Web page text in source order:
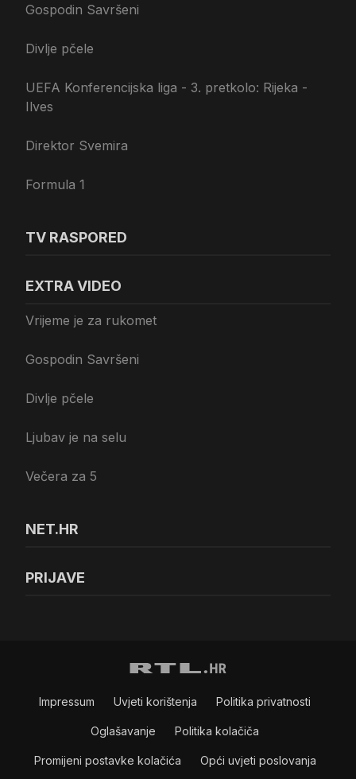
Gospodin Savršeni
Divlje pčele
UEFA Konferencijska liga - 3. pretkolo: Rijeka -
Ilves
Direktor Svemira
Formula 1
TV RASPORED
EXTRA VIDEO
Vrijeme je za rukomet
Gospodin Savršeni
Divlje pčele
Ljubav je na selu
Večera za 5
NET.HR
PRIJAVE
Impressum Uvjeti korištenja Politika privatnosti
Oglašavanje Politika kolačiča
Promijeni postavke kolačića Opći uvjeti poslovanja